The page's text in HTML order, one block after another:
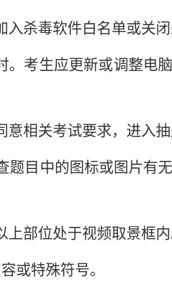
杀毒软件白名单或关闭
。考生应更新或调整电
意相关考试要求，进入抽
题目中的图标或图片有
部位处于视频取景框内
或特殊符号。